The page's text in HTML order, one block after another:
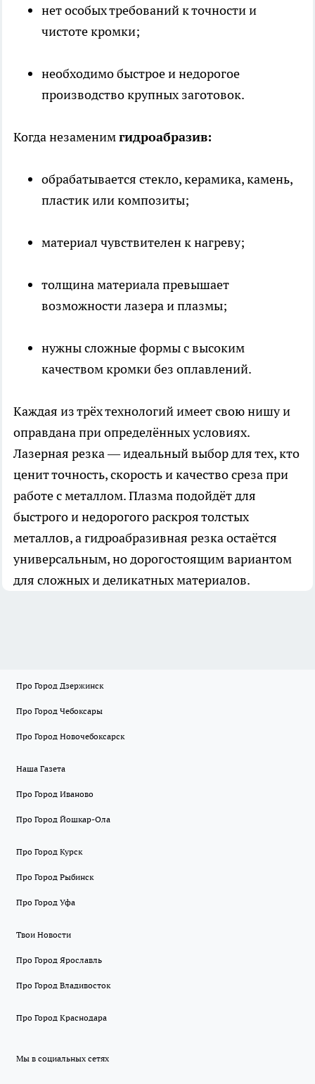
нет особых требований к точности и
чистоте кромки;
необходимо быстрое и недорогое
производство крупных заготовок.
Когда незаменимгидроабразив:
обрабатывается стекло, керамика, камень,
пластик или композиты;
материал чувствителен к нагреву;
толщина материала превышает
возможности лазера и плазмы;
нужны сложные формы с высоким
качеством кромки без оплавлений.
Каждая из трёхтехнологийимеет свою нишу и
оправдана при определённых условиях.
Лазерная резка — идеальный выбор для тех, кто
ценит точность, скорость и качество среза при
работе с металлом. Плазма подойдёт для
быстрого и недорогого раскроя толстых
металлов, а гидроабразивная резка остаётся
универсальным, но дорогостоящим вариантом
для сложных и деликатных материалов.
Про Город Дзержинск
Про Город Чебоксары
Про Город Новочебоксарск
Наша Газета
Про Город Иваново
Про Город Йошкар-Ола
Про Город Курск
Про Город Рыбинск
Про Город Уфа
Твои Новости
Про Город Ярославль
Про Город Владивосток
Про Город Краснодара
Мы в социальных сетях